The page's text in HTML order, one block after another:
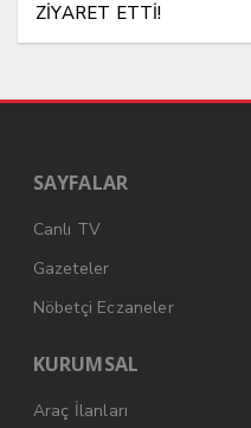
ZİYARET ETTİ!
SAYFALAR
Canlı TV
Gazeteler
Nöbetçi Eczaneler
KURUMSAL
Araç İlanları